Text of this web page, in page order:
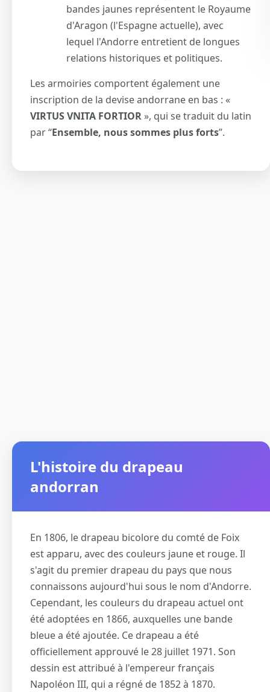
bandes jaunes représentent le Royaume
d'Aragon (l'Espagne actuelle), avec
lequel l'Andorre entretient de longues
relations historiques et politiques.
Les armoiries comportent également une
inscription de la devise andorrane en bas : «
VIRTUS VNITA FORTIOR », qui se traduit du latin
par “Ensemble, nous sommes plus forts”.
L'histoire du drapeau
andorran
En 1806, le drapeau bicolore du comté de Foix
est apparu, avec des couleurs jaune et rouge. Il
s'agit du premier drapeau du pays que nous
connaissons aujourd'hui sous le nom d'Andorre.
Cependant, les couleurs du drapeau actuel ont
été adoptées en 1866, auxquelles une bande
bleue a été ajoutée. Ce drapeau a été
officiellement approuvé le 28 juillet 1971. Son
dessin est attribué à l'empereur français
Napoléon III, qui a régné de 1852 à 1870.